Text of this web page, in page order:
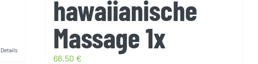
Details
hawaiianische
Massage 1x
66,50 €